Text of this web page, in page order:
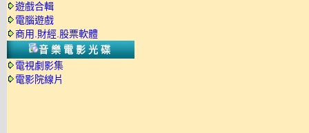
遊戲合輯
電腦遊戲
商用.財經.股票軟體
音樂電影光碟
電視劇影集
電影院線片